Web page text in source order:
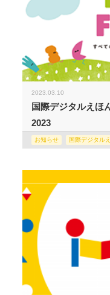
2023.03.10
国際デジタルえほ
2023
お知らせ 国際デジタル